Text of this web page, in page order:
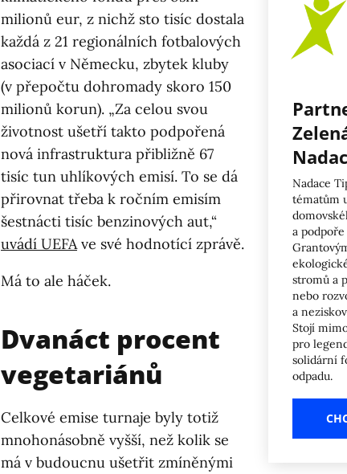
Nadace
tématům
a
stromů a
nebo
a
Stojí
pro
solidární
odpadu.
milionů eur, z nichž sto tisíc dostala
každá z 21 regionálních fotbalových
asociací v Německu, zbytek kluby
(v přepočtu dohromady skoro 150
milionů korun). „Za celou svou
životnost ušetří takto podpořená
nová infrastruktura přibližně 67
tisíc tun uhlíkových emisí. To se dá
přirovnat třeba k ročním emisím
šestnácti tisíc benzinových aut,“
uvádí UEFAve své hodnotící zprávě.
Má to ale háček.
Dvanáct procent
vegetariánů
Celkové emise turnaje byly totiž
mnohonásobně vyšší, než kolik se
má v budoucnu ušetřit zmíněnými